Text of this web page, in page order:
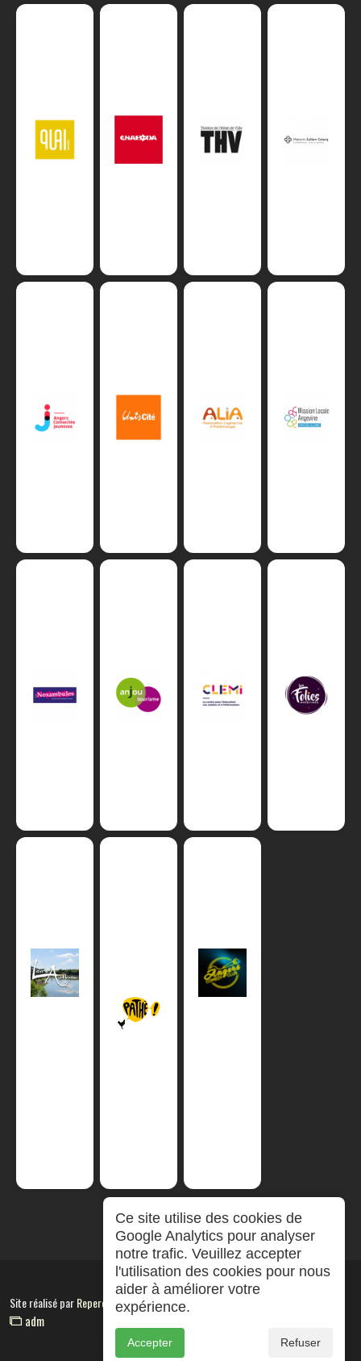
Site réalisé parRepereCom
adm
Ce site utilise des cookies de
Google Analytics pour analyser
notre trafic. Veuillez accepter
l'utilisation des cookies pour nous
aider à améliorer votre
expérience.
Accepter Refuser